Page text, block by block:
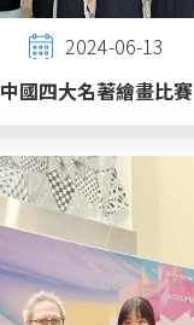
2024-06-13
中國四大名著繪畫比賽